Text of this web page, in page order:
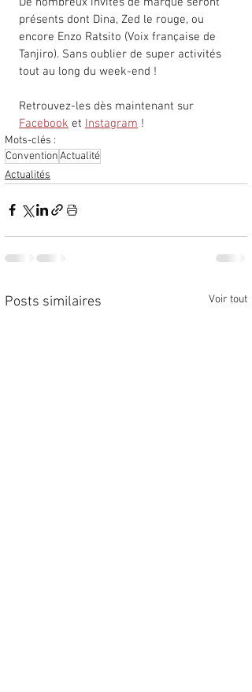
présents dont Dina, Zed le rouge, ou
encore Enzo Ratsito (Voix française de
Tanjiro). Sans oublier de super activités
tout au long du week-end !
Retrouvez-les dès maintenant sur
Facebook et Instagram !
Mots-clés :
ConventionActualité
Actualités
Posts similaires Voir tout